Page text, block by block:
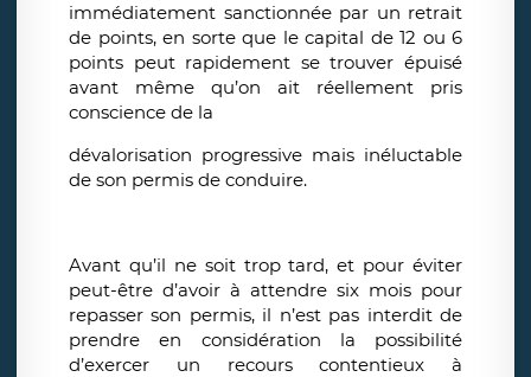
immédiatement sanctionnée par un retrait
de points, en sorte que le capital de 12 ou 6
points peut rapidement se trouver épuisé
avant même qu’on ait réellement pris
conscience de la
dévalorisation progressive mais inéluctable
de son permis de conduire.
Avant qu’il ne soit trop tard, et pour éviter
peut-être d’avoir à attendre six mois pour
repasser son permis, il n’est pas interdit de
prendre en considération la possibilité
d’exercer un recours contentieux à